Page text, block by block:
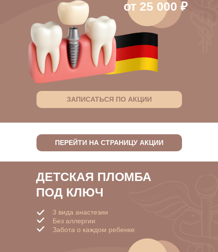
от 25 000 ₽
ЗАПИСАТЬСЯ ПО АКЦИИ
ПЕРЕЙТИ НА СТРАНИЦУ АКЦИИ
ДЕТСКАЯ ПЛОМБА
ПОД КЛЮЧ
3 вида анастезии
Без аллергии
Забота о каждом ребенке